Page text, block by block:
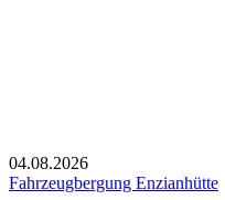
04.08.2026
Fahrzeugbergung Enzianhütte